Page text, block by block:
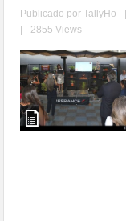
Publicado porTallyHo
2855 Views